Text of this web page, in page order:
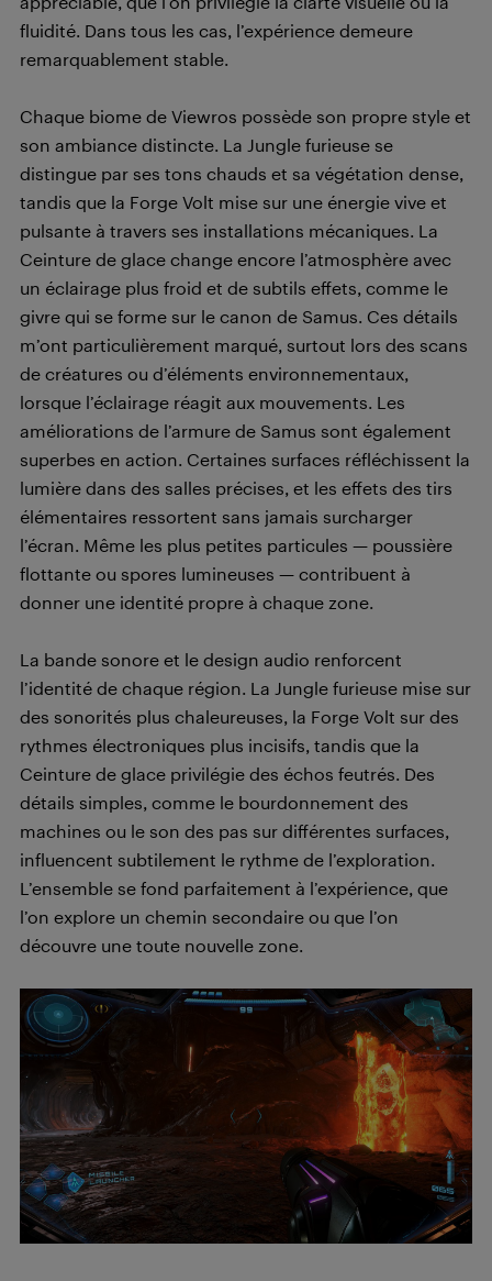
fluidité. Dans tous les cas, l’expérience demeure
remarquablement stable.
Chaque biome de Viewros possède son propre style et
son ambiance distincte. La Jungle furieuse se
distingue par ses tons chauds et sa végétation dense,
tandis que la Forge Volt mise sur une énergie vive et
pulsante à travers ses installations mécaniques. La
Ceinture de glace change encore l’atmosphère avec
un éclairage plus froid et de subtils effets, comme le
givre qui se forme sur le canon de Samus. Ces détails
m’ont particulièrement marqué, surtout lors des scans
de créatures ou d’éléments environnementaux,
lorsque l’éclairage réagit aux mouvements. Les
améliorations de l’armure de Samus sont également
superbes en action. Certaines surfaces réfléchissent la
lumière dans des salles précises, et les effets des tirs
élémentaires ressortent sans jamais surcharger
l’écran. Même les plus petites particules — poussière
flottante ou spores lumineuses — contribuent à
donner une identité propre à chaque zone.
La bande sonore et le design audio renforcent
l’identité de chaque région. La Jungle furieuse mise sur
des sonorités plus chaleureuses, la Forge Volt sur des
rythmes électroniques plus incisifs, tandis que la
Ceinture de glace privilégie des échos feutrés. Des
détails simples, comme le bourdonnement des
machines ou le son des pas sur différentes surfaces,
influencent subtilement le rythme de l’exploration.
L’ensemble se fond parfaitement à l’expérience, que
l’on explore un chemin secondaire ou que l’on
découvre une toute nouvelle zone.